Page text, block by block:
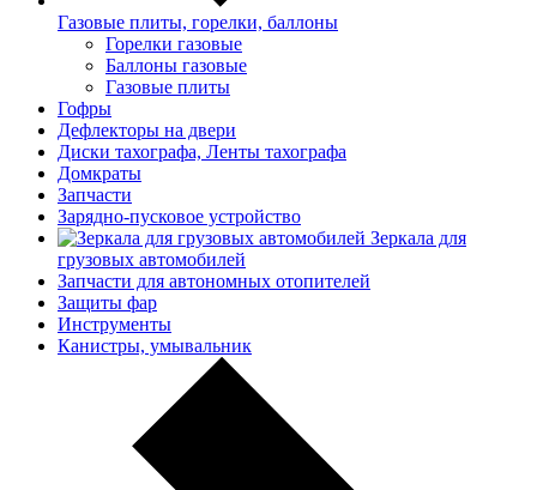
Газовые плиты, горелки, баллоны
Горелки газовые
Баллоны газовые
Газовые плиты
Гофры
Дефлекторы на двери
Диски тахографа, Ленты тахографа
Домкраты
Запчасти
Зарядно-пусковое устройство
Зеркала для
грузовых автомобилей
Запчасти для автономных отопителей
Защиты фар
Инструменты
Канистры, умывальник